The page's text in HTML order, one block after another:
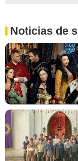
Noticias de